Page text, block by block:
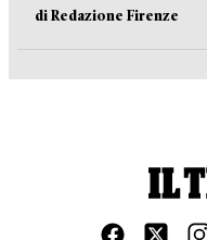
di Redazione Firenze